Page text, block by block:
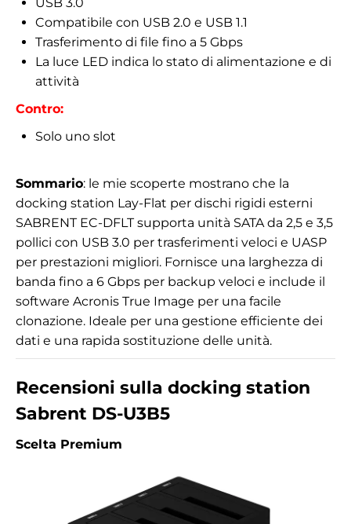
Compatibile con USB 2.0 e USB 1.1
Trasferimento di file fino a 5 Gbps
La luce LED indica lo stato di alimentazione e di
attività
Contro:
Solo uno slot
Sommario: le mie scoperte mostrano che la
docking station Lay-Flat per dischi rigidi esterni
SABRENT EC-DFLT supporta unità SATA da 2,5 e 3,5
pollici con USB 3.0 per trasferimenti veloci e UASP
per prestazioni migliori. Fornisce una larghezza di
banda fino a 6 Gbps per backup veloci e include il
software Acronis True Image per una facile
clonazione. Ideale per una gestione efficiente dei
dati e una rapida sostituzione delle unità.
Recensioni sulla docking station
Sabrent DS-U3B5
Scelta Premium